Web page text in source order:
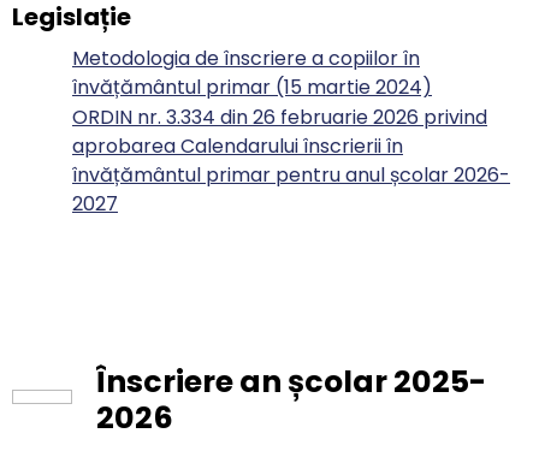
Legislație
Metodologia de înscriere a copiilor în
învățământul primar (15 martie 2024)
ORDIN nr. 3.334 din 26 februarie 2026 privind
aprobarea Calendarului înscrierii în
învățământul primar pentru anul școlar 2026-
2027
Înscriere an școlar 2025-
2026